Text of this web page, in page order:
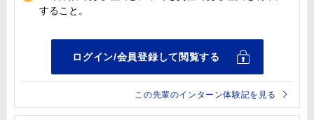
すること。
この先輩のインターン体験記を見る